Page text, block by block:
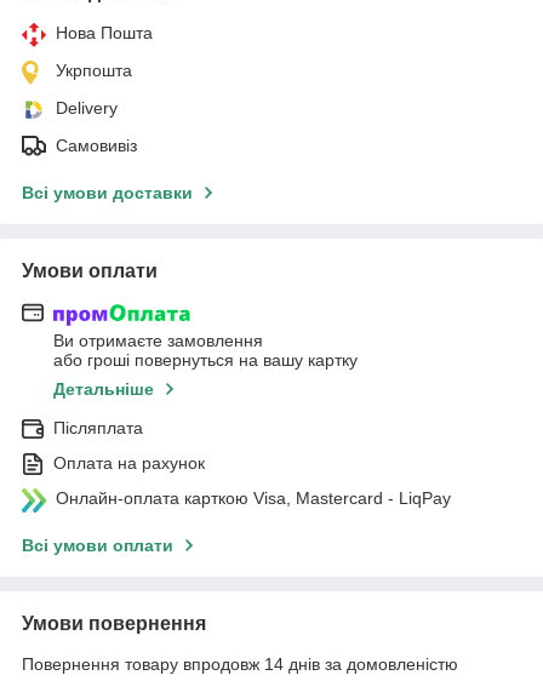
Нова Пошта
Укрпошта
Delivery
Самовивіз
Всі умови доставки
Умови оплати
Ви отримаєте замовлення
або гроші повернуться на вашу картку
Детальніше
Післяплата
Оплата на рахунок
Онлайн-оплата карткою Visa, Mastercard - LiqPay
Всі умови оплати
Умови повернення
Повернення товару впродовж 14 днів за домовленістю